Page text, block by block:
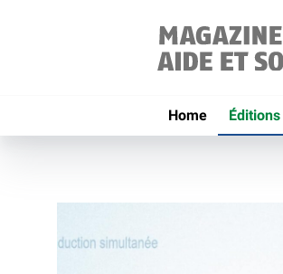
Home Éditions